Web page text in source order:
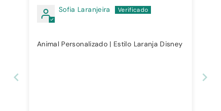
Sofia Laranjeira
Animal Personalizado | Estilo Laranja Disney